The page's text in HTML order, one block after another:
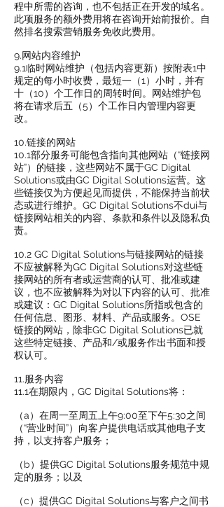
程中所需的咨询，也不包括正在开发的域名。
此项服务的额外费用将在咨询开始前报价。自
然排名搜索营销服务免收此费用。
9.网站内容维护
9.1临时网站维护（包括内容更新）按附表1中
规定的每小时收费，最短一（1）小时，并有
十（10）个工作日的周转时间。网站维护包
将在请求后五（5）个工作日内管理内容更
改。
10.链接的网站
10.1部分服务可能包含指向其他网站（“链接网
站”）的链接，这些网站不属于GC Digital
Solutions或由GC Digital Solutions运营。这
些链接仅为方便起见而提供，不能保持当前状
态或进行维护。GC Digital Solutions不dui与
链接网站相关的内容、条款和条件以及隐私负
责。
10.2 GC Digital Solutions与链接网站的链接
不应被解释为GC Digital Solutions对这些链
接网站的所有者或运营商的认可、批准或建
议，也不应被解释为对以下内容的认可、批准
或建议：GC Digital Solutions所指或包含的
任何信息、图形、材料、产品或服务。OSE
链接的网站，除非GC Digital Solutions已就
这些特定链接、产品和/或服务作出书面和授
权认可。
11.服务内容
11.1在期限内，GC Digital Solutions将：
（a）在周一至周五上午9:00至下午5:30之间
（“营业时间”）向客户提供电话或其他电子支
持，以支持客户服务；
（b）提供GC Digital Solutions服务规范中规
定的服务；以及
（c）提供GC Digital Solutions与客户之间书